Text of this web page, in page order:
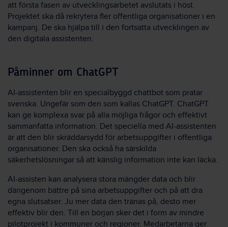
att första fasen av utvecklingsarbetet avslutats i höst.
Projektet ska då rekrytera fler offentliga organisationer i en
kampanj. De ska hjälpa till i den fortsatta utvecklingen av
den digitala assistenten.
Påminner om ChatGPT
AI-assistenten blir en specialbyggd chattbot som pratar
svenska. Ungefär som den som kallas ChatGPT. ChatGPT
kan ge komplexa svar på alla möjliga frågor och effektivt
sammanfatta information. Det speciella med AI-assistenten
är att den blir skräddarsydd för arbetsuppgifter i offentliga
organisationer. Den ska också ha särskilda
säkerhetslösningar så att känslig information inte kan läcka.
AI-assisten kan analysera stora mängder data och blir
därigenom bättre på sina arbetsuppgifter och på att dra
egna slutsatser. Ju mer data den tränas på, desto mer
effektiv blir den. Till en början sker det i form av mindre
pilotprojekt i kommuner och regioner. Medarbetarna ger